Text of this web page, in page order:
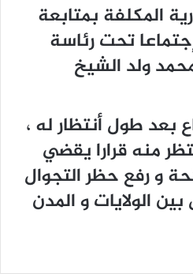
المكلفة بمتابعة
تحت رئاسة
ولد الشيخ
بعد طول أنتظار له ،
منه قرارا يقضي
و رفع حظر التجوال
الولايات و المدن